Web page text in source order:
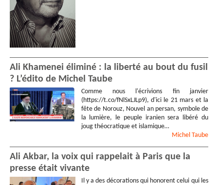
Ali Khamenei éliminé : la liberté au bout du fusil
? L’édito de Michel Taube
Comme nous l'écrivions fin janvier
(https://t.co/fNlSxLJLp9), d'ici le 21 mars et la
fête de Norouz, Nouvel an persan, symbole de
la lumière, le peuple iranien sera libéré du
joug théocratique et islamique…
Michel Taube
Ali Akbar, la voix qui rappelait à Paris que la
presse était vivante
Il y a des décorations qui honorent celui qui les